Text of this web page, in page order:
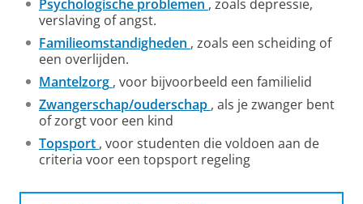
Psychologische problemen , zoals depressie,
verslaving of angst.
Familieomstandigheden , zoals een scheiding of
een overlijden.
Mantelzorg , voor bijvoorbeeld een familielid
Zwangerschap/ouderschap , als je zwanger bent
of zorgt voor een kind
Topsport , voor studenten die voldoen aan de
criteria voor een topsport regeling